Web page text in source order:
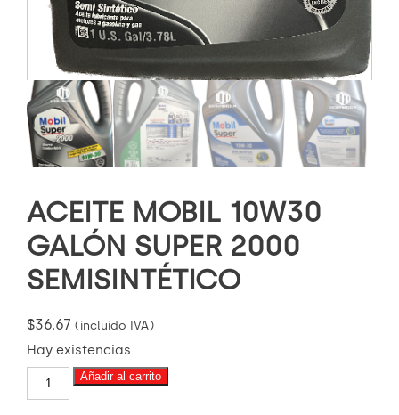
ACEITE MOBIL 10W30
GALÓN SUPER 2000
SEMISINTÉTICO
$36.67 (incluido IVA)
Hay existencias
ACEITE
MOBIL
Añadir al carrito